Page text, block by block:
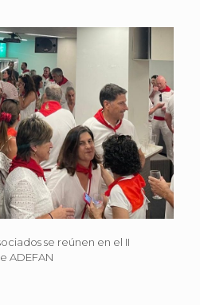
se reúnen en el II
ADEFAN